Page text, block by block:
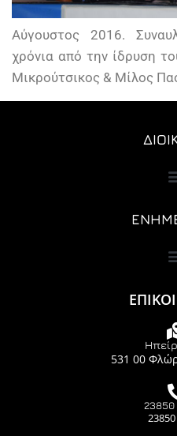
Αύγουστος 2016.
χρόνια από την ίδρυση
Μικρούτσικος & Μίλος
531 00
23850